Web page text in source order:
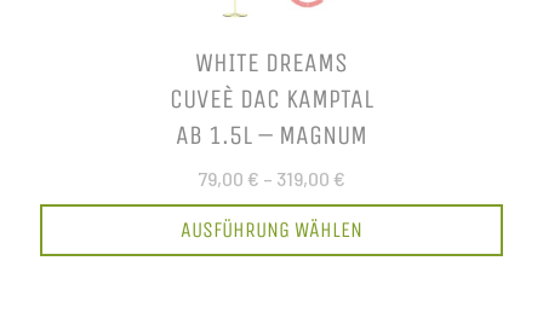
WHITE DREAMS
CUVEÈ DAC KAMPTAL
AB 1.5L – MAGNUM
79,00 € – 319,00 €
AUSFÜHRUNG WÄHLEN